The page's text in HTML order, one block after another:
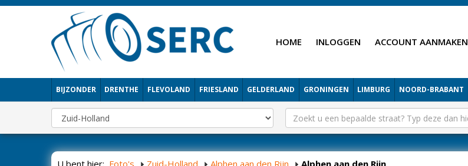
HOME INLOGGEN ACCOUNT AANMAKEN
BIJZONDER DRENTHE FLEVOLAND FRIESLAND GELDERLAND GRONINGEN LIMBURG NOORD-BRABANT
U bent hier: Foto's Zuid-Holland Alphen aan den Rijn Alphen aan den Rijn